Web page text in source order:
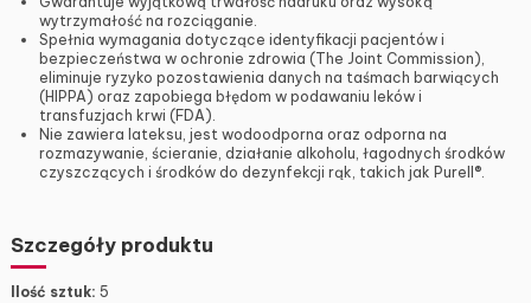
wytrzymałość na rozciąganie.
Spełnia wymagania dotyczące identyfikacji pacjentów i
bezpieczeństwa w ochronie zdrowia (The Joint Commission),
eliminuje ryzyko pozostawienia danych na taśmach barwiących
(HIPPA) oraz zapobiega błędom w podawaniu leków i
transfuzjach krwi (FDA).
Nie zawiera lateksu, jest wodoodporna oraz odporna na
rozmazywanie, ścieranie, działanie alkoholu, łagodnych środków
czyszczących i środków do dezynfekcji rąk, takich jak Purell®.
Szczegóły produktu
Ilość sztuk: 5